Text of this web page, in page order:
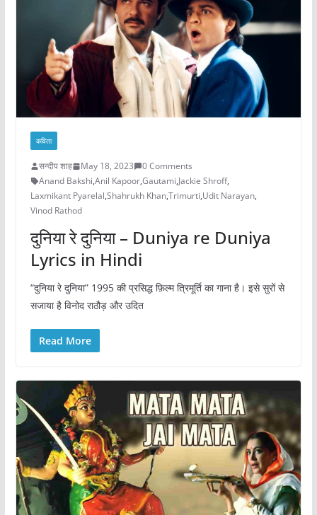
कविता
सन्दीप शाह May 18, 2023
0 Comments
Anand Bakshi,Anil Kapoor,Gautami,Jackie Shroff,
Laxmikant Pyarelal,Shahrukh Khan,Trimurti,Udit Narayan,
Vinod Rathod
दुनिया रे दुनिया – Duniya re Duniya
Lyrics in Hindi
“दुनिया रे दुनिया” 1995 की प्रसिद्ध फ़िल्म त्रिमूर्ति का गाना है। इसे सुरों से
सजाया है विनोद राठौड़ और उदित
Read More